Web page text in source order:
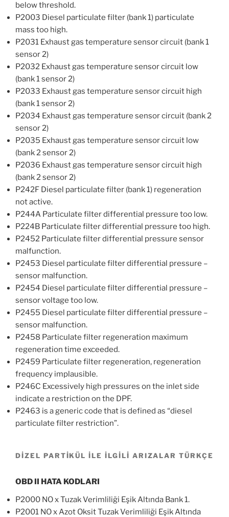
below threshold.
P2003 Diesel particulate filter (bank 1) particulate
mass too high.
P2031 Exhaust gas temperature sensor circuit (bank 1
sensor 2)
P2032 Exhaust gas temperature sensor circuit low
(bank 1 sensor 2)
P2033 Exhaust gas temperature sensor circuit high
(bank 1 sensor 2)
P2034 Exhaust gas temperature sensor circuit (bank 2
sensor 2)
P2035 Exhaust gas temperature sensor circuit low
(bank 2 sensor 2)
P2036 Exhaust gas temperature sensor circuit high
(bank 2 sensor 2)
P242F Diesel particulate filter (bank 1) regeneration
not active.
P244A Particulate filter differential pressure too low.
P224B Particulate filter differential pressure too high.
P2452 Particulate filter differential pressure sensor
malfunction.
P2453 Diesel particulate filter differential pressure –
sensor malfunction.
P2454 Diesel particulate filter differential pressure –
sensor voltage too low.
P2455 Diesel particulate filter differential pressure –
sensor malfunction.
P2458 Particulate filter regeneration maximum
regeneration time exceeded.
P2459 Particulate filter regeneration, regeneration
frequency implausible.
P246C Excessively high pressures on the inlet side
indicate a restriction on the DPF.
P2463 is a generic code that is defined as “diesel
particulate filter restriction”.
DİZEL PARTİKÜL İLE İLGİLİ ARIZALAR TÜRKÇE
OBD II HATA KODLARI
P2000 NO x Tuzak Verimliliği Eşik Altında Bank 1.
P2001 NO x Azot Oksit Tuzak Verimliliği Eşik Altında